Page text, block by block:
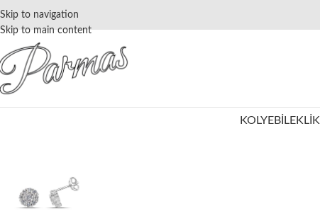
Skip to navigation
Skip to main content
KOLYEBILEKLIK